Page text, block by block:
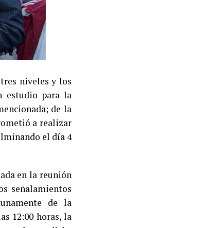
niveles y los
estudio para la
de la
a realizar
el día 4
en la reunión
señalamientos
de la
12:00 horas, la